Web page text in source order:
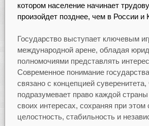
котором население начинает
произойдет позднее, чем в России и
Государство выступает ключевым
международной арене, обладая
полномочиями представлять
Современное понимание
связано с концепцией суверенитета,
подразумевает право каждой
своих интересах, сохраняя при этом
целостность, стабильность и